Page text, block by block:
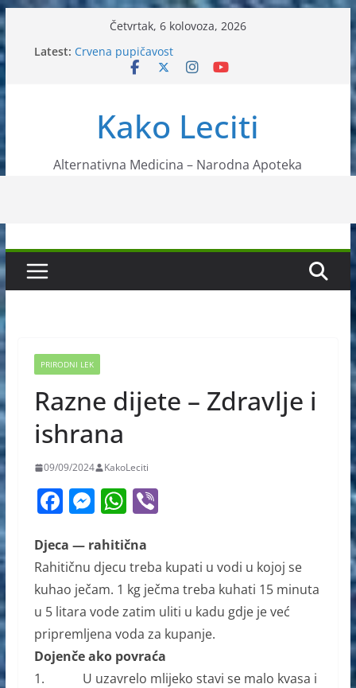
Skip
to
content
Četvrtak, 6 kolovoza, 2026
Latest: Crvena pupičavost
Čir na želucu – Liječenje prirodnim metodama
Liječenje bubrežnog kamenca uz pomoć čaja
Kako Leciti
Alternativna Medicina – Narodna Apoteka
PRIRODNI LEK
Razne dijete – Zdravlje i
ishrana
09/09/2024 KakoLeciti
F
c
e
b
o
o
M
ss
e
n
g
er
W
at
s
A
p
p
Vi
Djeca — rahitična
Rahitičnu djecu treba kupati u vodi u kojoj se
kuhao ječam. 1 kg ječma treba kuhati 15 minuta
u 5 litara vode zatim uliti u kadu gdje je već
pripremljena voda za kupanje.
Dojenče ako povraća
1. U uzavrelo mlijeko stavi se malo kvasa i